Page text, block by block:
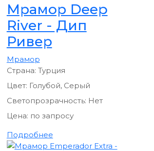
Мрамор Deep
River - Дип
Ривер
Мрамор
Страна: Турция
Цвет: Голубой, Серый
Светопрозрачность: Нет
Цена: по запросу
Подробнее